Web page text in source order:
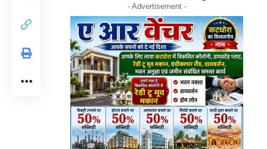
- Advertisement -